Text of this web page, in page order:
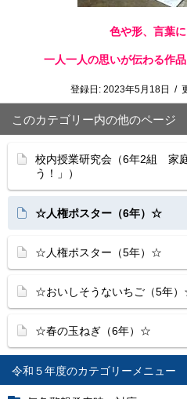
令和５年度
色や形、言葉
一人一人の思いが伝わる作
登録日: 2023年5月18日 /
このカテゴリー内の他のページ
校内授業研究会（6年2組 家
う！」）
☆人権ポスター（6年）☆
☆人権ポスター（5年）☆
☆おいしそうないちご（5年
☆春の玉ねぎ（6年）☆